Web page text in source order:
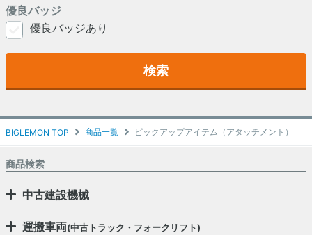
BIGLEMON TOP 商品一覧 ピックアップアイテム（アタッチメント）
優良バッジ
優良バッジあり
検索
商品検索
中古建設機械
運搬車両(中古トラック・フォークリフト)